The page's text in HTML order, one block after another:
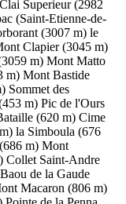
Clai Superieur (2982
(Saint-Etienne-de-
(3007 m) le
Clapier (3045 m)
m) Mont Matto
m) Mont Bastide
Sommet des
m) Pic de l'Ours
(620 m) Cime
la Simboula (676
m) Mont
Collet Saint-Andre
Baou de la Gaude
Macaron (806 m)